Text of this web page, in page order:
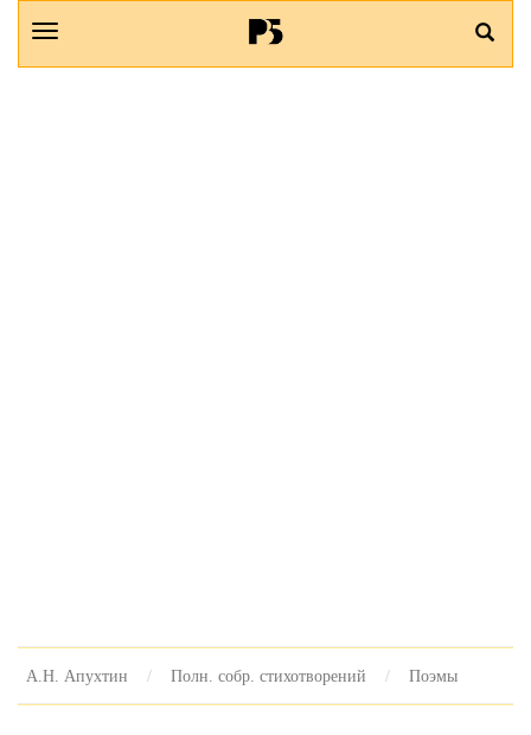
А.Н. Апухтин Полн. собр. стихотворений Поэмы